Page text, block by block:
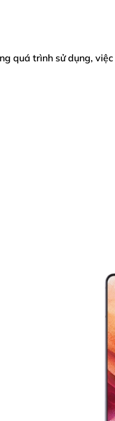
quá trình sử dụng, việc